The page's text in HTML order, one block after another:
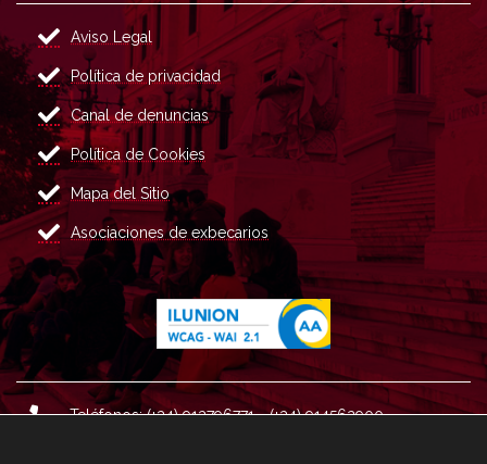
Aviso Legal
Política de privacidad
Canal de denuncias
Política de Cookies
Mapa del Sitio
Asociaciones de exbecarios
Teléfonos: (+34) 913796771 - (+34) 914562900